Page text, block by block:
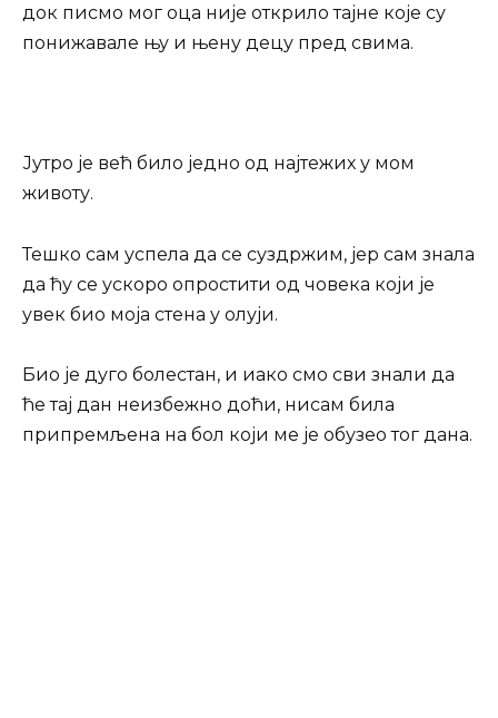
док писмо мог оца није открило тајне које су
понижавале њу и њену децу пред свима.
Јутро је већ било једно од најтежих у мом
животу.
Тешко сам успела да се суздржим, јер сам знала
да ћу се ускоро опростити од човека који је
увек био моја стена у олуји.
Био је дуго болестан, и иако смо сви знали да
ће тај дан неизбежно доћи, нисам била
припремљена на бол који ме је обузео тог дана.